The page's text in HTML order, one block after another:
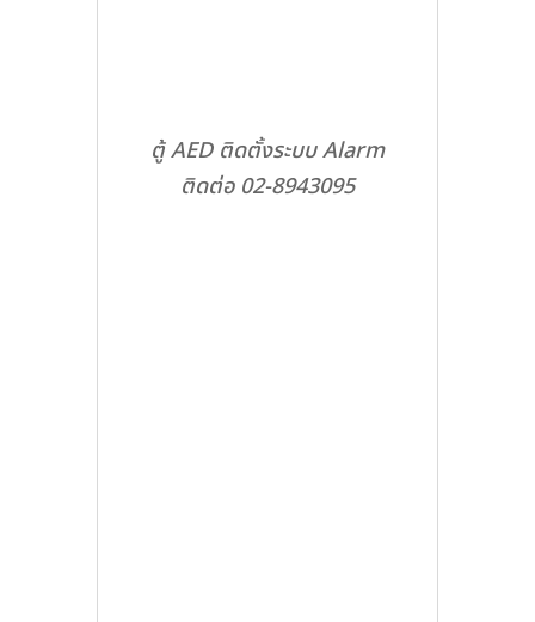
ตู้ AED ติดตั้งระบบ Alarm
ติดต่อ 02-8943095